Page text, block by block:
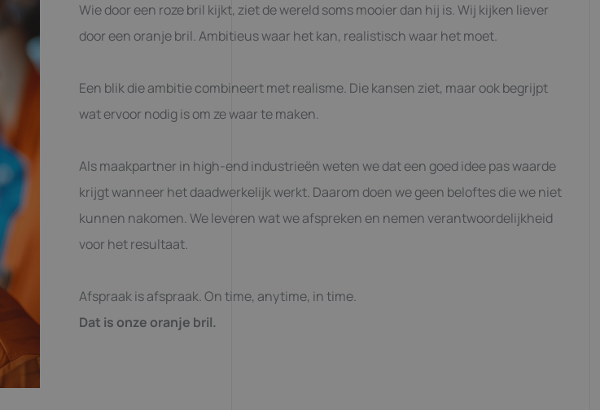
Wie door een roze bril kijkt, ziet de wereld soms mooier dan hij is. Wij kijken liever
door een oranje bril. Ambitieus waar het kan, realistisch waar het moet.
Een blik die ambitie combineert met realisme. Die kansen ziet, maar ook begrijpt
wat ervoor nodig is om ze waar te maken.
Als maakpartner in high-end industrieën weten we dat een goed idee pas waarde
krijgt wanneer het daadwerkelijk werkt. Daarom doen we geen beloftes die we niet
kunnen nakomen. We leveren wat we afspreken en nemen verantwoordelijkheid
voor het resultaat.
Afspraak is afspraak. On time, anytime, in time.
Dat is onze oranje bril.